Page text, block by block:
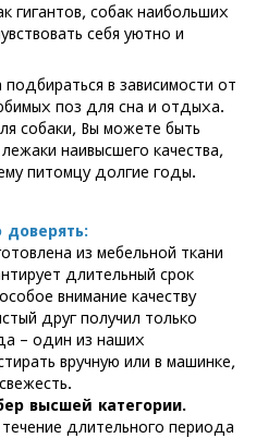
гигантов, собак наибольших
себя уютно и
в зависимости от
поз для сна и отдыха.
собаки, Вы можете быть
наивысшего качества,
питомцу долгие годы.
доверять:
из мебельной ткани
длительный срок
внимание качеству
друг получил только
– один из наших
вручную или в машинке,
высшей категории.
длительного периода